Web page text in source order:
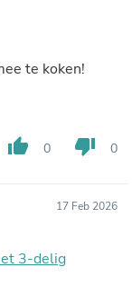
te koken!
thumb_up 0 thumb_down 0
17 Feb 2026
3-delig